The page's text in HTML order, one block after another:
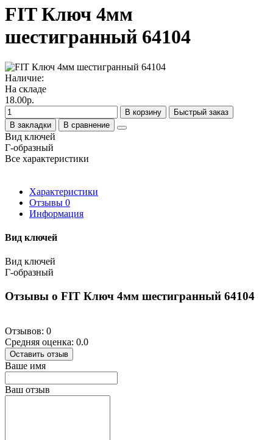
FIT Ключ 4мм
шестигранный 64104
Наличие:
На складе
18.00р.
В корзину
Быстрый заказ
В закладки
В сравнение
Вид ключей
Г-образный
Все характеристики
Характеристики
Отзывы 0
Информация
Вид ключей
Вид ключей
Г-образный
Отзывы о FIT Ключ 4мм шестигранный 64104
Отзывов: 0
Средняя оценка: 0.0
Оставить отзыв
Ваше имя
Ваш отзыв